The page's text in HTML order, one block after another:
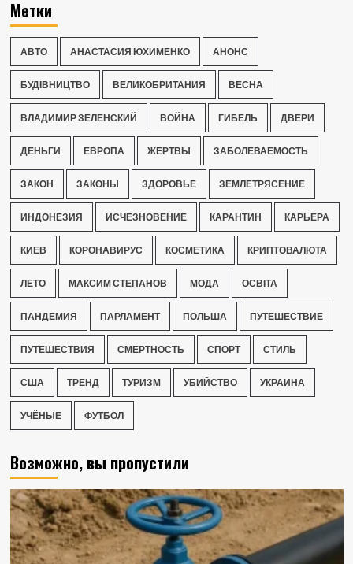
Метки
АВТО АНАСТАСИЯ ЮХИМЕНКО АНОНС
БУДІВНИЦТВО ВЕЛИКОБРИТАНИЯ ВЕСНА
ВЛАДИМИР ЗЕЛЕНСКИЙ ВОЙНА ГИБЕЛЬ ДВЕРИ
ДЕНЬГИ ЕВРОПА ЖЕРТВЫ ЗАБОЛЕВАЕМОСТЬ
ЗАКОН ЗАКОНЫ ЗДОРОВЬЕ ЗЕМЛЕТРЯСЕНИЕ
ИНДОНЕЗИЯ ИСЧЕЗНОВЕНИЕ КАРАНТИН КАРЬЕРА
КИЕВ КОРОНАВИРУС КОСМЕТИКА КРИПТОВАЛЮТА
ЛЕТО МАКСИМ СТЕПАНОВ МОДА ОСВІТА
ПАНДЕМИЯ ПАРЛАМЕНТ ПОЛЬША ПУТЕШЕСТВИЕ
ПУТЕШЕСТВИЯ СМЕРТНОСТЬ СПОРТ СТИЛЬ
США ТРЕНД ТУРИЗМ УБИЙСТВО УКРАИНА
УЧЁНЫЕ ФУТБОЛ
Возможно, вы пропустили